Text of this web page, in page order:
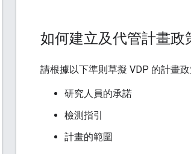
如何建立及代管計畫政
請根據以下準則草擬 VDP 的計畫
研究人員的承諾
檢測指引
計畫的範圍